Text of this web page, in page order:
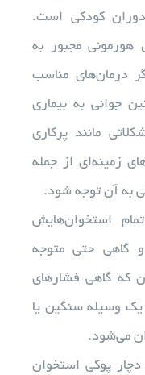
کودکی است.
هورمونی مجبور به
درمان‌های مناسب
جوانی به بیماری
مانند پرکاری
زمینه‌ای از جمله
به آن توجه شود.
استخوان‌هایش
حتی متوجه
که گاهی فشارهای
وسیله سنگین یا
می‌شود.
پوکی استخوان